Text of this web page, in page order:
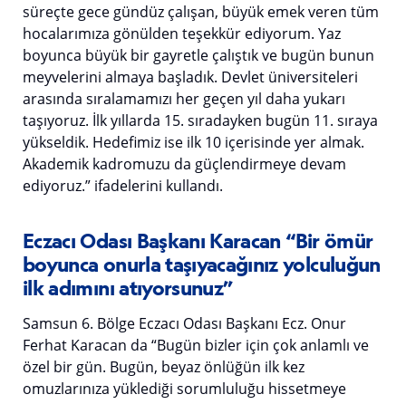
süreçte gece gündüz çalışan, büyük emek veren tüm
hocalarımıza gönülden teşekkür ediyorum. Yaz
boyunca büyük bir gayretle çalıştık ve bugün bunun
meyvelerini almaya başladık. Devlet üniversiteleri
arasında sıralamamızı her geçen yıl daha yukarı
taşıyoruz. İlk yıllarda 15. sıradayken bugün 11. sıraya
yükseldik. Hedefimiz ise ilk 10 içerisinde yer almak.
Akademik kadromuzu da güçlendirmeye devam
ediyoruz.” ifadelerini kullandı.
Eczacı Odası Başkanı Karacan “Bir ömür
boyunca onurla taşıyacağınız yolculuğun
ilk adımını atıyorsunuz”
Samsun 6. Bölge Eczacı Odası Başkanı Ecz. Onur
Ferhat Karacan da “Bugün bizler için çok anlamlı ve
özel bir gün. Bugün, beyaz önlüğün ilk kez
omuzlarınıza yüklediği sorumluluğu hissetmeye